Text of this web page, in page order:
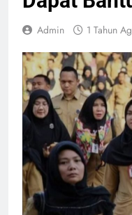
Admin 1 Tahun